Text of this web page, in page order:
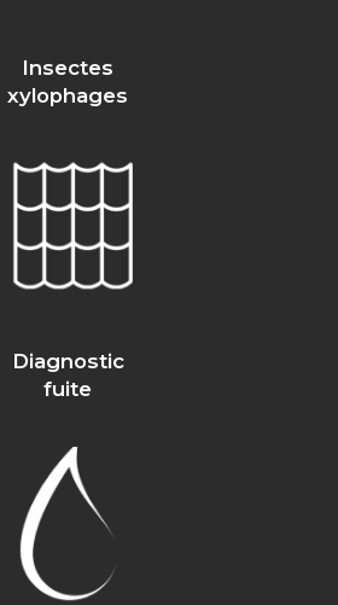
Insectes
xylophages
Diagnostic
fuite